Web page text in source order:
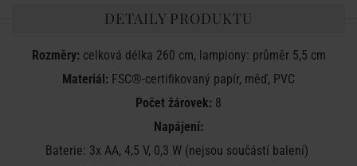
DETAILY PRODUKTU
Rozměry: celková délka 260 cm, lampiony: průměr 5,5 cm
Materiál: FSC®-certifikovaný papír, měď, PVC
Počet žárovek: 8
Napájení:
Baterie: 3x AA, 4,5 V, 0,3 W (nejsou součástí balení)